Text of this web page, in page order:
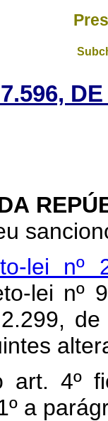
7.596,
lei
lei nº
4º
a